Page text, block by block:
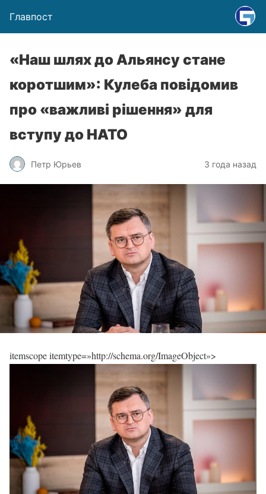
Главпост
«Наш шлях до Альянсу стане
коротшим»: Кулеба повідомив
про «важливі рішення» для
вступу до НАТО
Петр Юрьев 3 года назад
itemscope itemtype=»http://schema.org/ImageObject»>